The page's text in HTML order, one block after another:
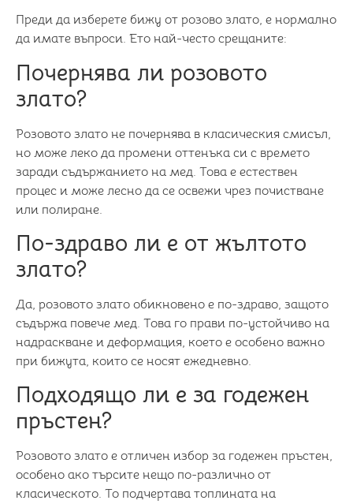
Преди да изберете бижу от розово злато, е нормално
да имате въпроси. Ето най-често срещаните:
Почернява ли розовото
злато?
Розовото злато не почернява в класическия смисъл,
но може леко да промени оттенъка си с времето
заради съдържанието на мед. Това е естествен
процес и може лесно да се освежи чрез почистване
или полиране.
По-здраво ли е от жълтото
злато?
Да, розовото злато обикновено е по-здраво, защото
съдържа повече мед. Това го прави по-устойчиво на
надраскване и деформация, което е особено важно
при бижута, които се носят ежедневно.
Подходящо ли е за годежен
пръстен?
Розовото злато е отличен избор за годежен пръстен,
особено ако търсите нещо по-различно от
класическото. То подчертава топлината на